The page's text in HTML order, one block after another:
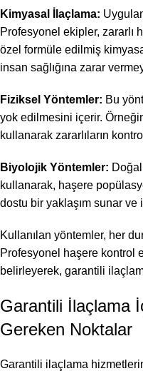
Kimyasal İlaçlama:
Profesyonel ekipler, zararlı
özel formüle edilmiş
insan sağlığına zarar
Fiziksel Yöntemler: Bu
yok edilmesini içerir.
kullanarak zararlıların
Biyolojik Yöntemler:
kullanarak, haşere
dostu bir yaklaşım sunar ve
Kullanılan yöntemler, her
Profesyonel haşere kontrol
belirleyerek, garantili
Garantili İlaçlama
Gereken Noktalar
Garantili ilaçlama